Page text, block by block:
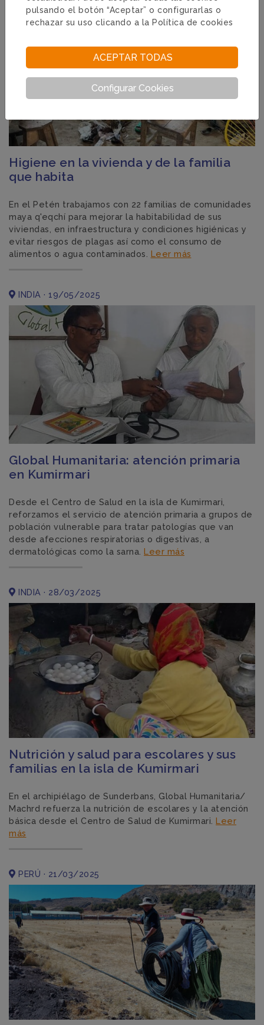
Higiene en la vivienda y de la familia
que habita
En el Petén trabajamos con 22 familias de comunidades
maya q'eqchí para mejorar la habitabilidad de sus
viviendas, en infraestructura y condiciones higiénicas y
evitar riesgos de plagas así como el consumo de
alimentos o agua contaminados. Leer más
INDIA · 19/05/2025
Global Humanitaria: atención primaria
en Kumirmari
Desde el Centro de Salud en la isla de Kumirmari,
reforzamos el servicio de atención primaria a grupos de
población vulnerable para tratar patologías que van
desde afecciones respiratorias o digestivas, a
dermatológicas como la sarna. Leer más
INDIA · 28/03/2025
Nutrición y salud para escolares y sus
familias en la isla de Kumirmari
En el archipiélago de Sunderbans, Global Humanitaria/
Machrd refuerza la nutrición de escolares y la atención
básica desde el Centro de Salud de Kumirmari. Leer
más
PERÚ · 21/03/2025
pulsando el botón “Aceptar” o configurarlas o
rechazar su uso clicando a la Política de cookies
ACEPTAR TODAS
Configurar Cookies